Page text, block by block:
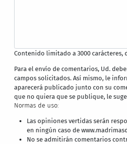
Contenido limitado a 3000
Para el envío de comentarios, Ud.
campos solicitados. Así mismo, le
aparecerá publicado junto con su
que no quiera que se publique, le
Normas de uso:
Las opiniones vertidas serán
en ningún caso de
No se admitirán comentarios